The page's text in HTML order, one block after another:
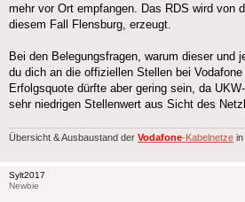
mehr vor Ort empfangen. Das RDS wird von
diesem Fall Flensburg, erzeugt.
Bei den Belegungsfragen, warum dieser und
du dich an die offiziellen Stellen bei
Erfolgsquote dürfte aber gering sein, da
sehr niedrigen Stellenwert aus Sicht des
Übersicht & Ausbaustand der Vodafone-Kabelnetze
Sylt2017
Newbie